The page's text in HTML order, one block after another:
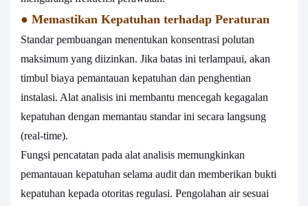
● Memastikan Kepatuhan terhadap Peraturan
Standar pembuangan menentukan konsentrasi polutan
maksimum yang diizinkan. Jika batas ini terlampaui, akan
timbul biaya pemantauan kepatuhan dan penghentian
instalasi. Alat analisis ini membantu mencegah kegagalan
kepatuhan dengan memantau standar ini secara langsung
(real-time).
Fungsi pencatatan pada alat analisis memungkinkan
pemantauan kepatuhan selama audit dan memberikan bukti
kepatuhan kepada otoritas regulasi. Pengolahan air sesuai